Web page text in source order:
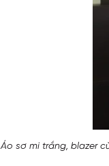
Áo sơ mi trắng, blazer